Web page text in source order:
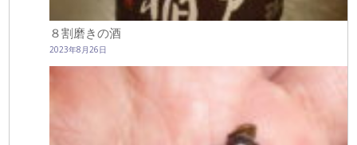
８割磨きの酒
2023年8月26日